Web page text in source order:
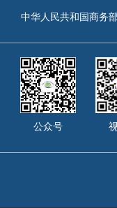
中华人民共和国商务
公众号